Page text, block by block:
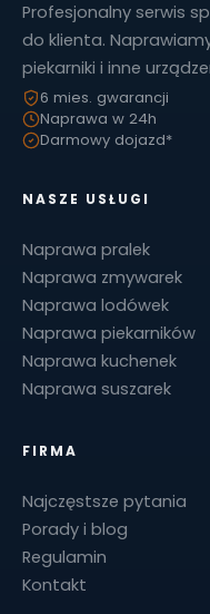
Profesjonalny serwis
do klienta.
piekarniki i inne
6 mies. gwarancji
Naprawa w 24h
Darmowy dojazd*
NASZE USŁUGI
Naprawa pralek
Naprawa zmywarek
Naprawa lodówek
Naprawa piekarników
Naprawa kuchenek
Naprawa suszarek
FIRMA
Najczęstsze pytania
Porady i blog
Regulamin
Kontakt